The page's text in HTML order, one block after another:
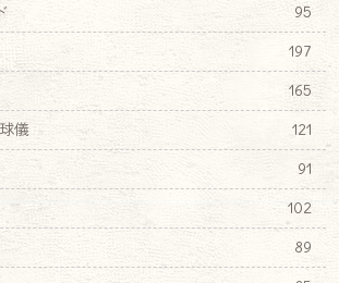
95
197
165
儀
121
91
102
89